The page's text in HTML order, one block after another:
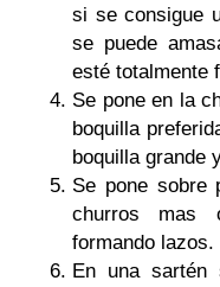
si se consigue
se puede
esté totalmente
Se pone en la
boquilla
boquilla grande
Se pone sobre
churros mas
formando lazos.
En una